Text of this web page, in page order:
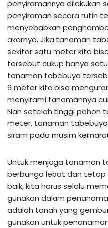
penyiramannya dilakukan
penyiraman secara rutin
menyebabkan
akarnya. Jika tanaman
sekitar satu meter kita
tersebut cukup hanya
tanaman tabebuya
6 meter kita bisa
menyirami tanamannya
Nah setelah tinggi pohon
meter, tanaman
siram pada musim
Untuk menjaga tanaman
berbunga lebat dan tetap
baik, kita harus selalu
gunakan dalam
adalah tanah yang
gunakan untuk